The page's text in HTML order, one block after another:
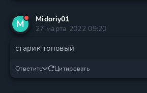
M
Midoriy01
27 марта 2022 09:20
старик топовый
Ответить Цитировать